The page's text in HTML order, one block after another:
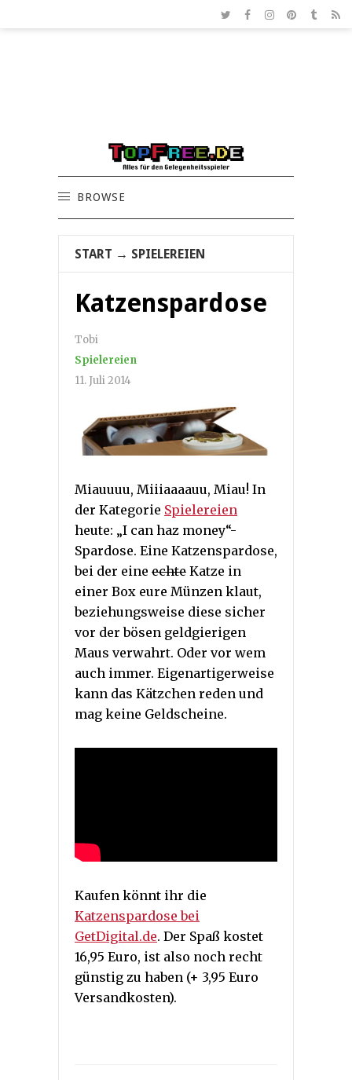
BROWSE
START → SPIELEREIEN
Katzenspardose
Tobi
Spielereien
11. Juli 2014
Miauuuu, Miiiaaaauu, Miau! In
der Kategorie Spielereien
heute: „I can haz money“-
Spardose. Eine Katzenspardose,
bei der eine echte Katze in
einer Box eure Münzen klaut,
beziehungsweise diese sicher
vor der bösen geldgierigen
Maus verwahrt. Oder vor wem
auch immer. Eigenartigerweise
kann das Kätzchen reden und
mag keine Geldscheine.
Kaufen könnt ihr die
Katzenspardose bei
GetDigital.de. Der Spaß kostet
16,95 Euro, ist also noch recht
günstig zu haben (+ 3,95 Euro
Versandkosten).